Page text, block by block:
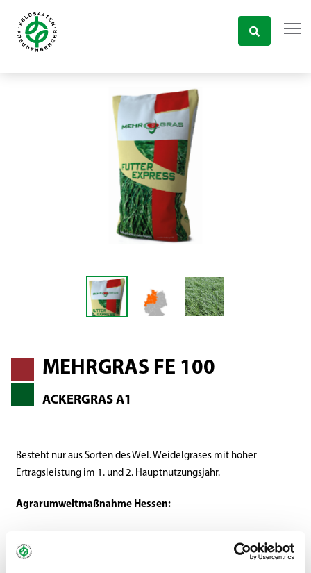
MEHRGRAS FE 100
ACKERGRAS A1
Besteht nur aus Sorten des Wel. Weidelgrases mit hoher
Ertragsleistung im 1. und 2. Hauptnutzungsjahr.
Agrarumweltmaßnahme Hessen:
Maßnahme C.3.3 Erosionsschutzstreifen/C.3.6
Gewässerschutzstreifen